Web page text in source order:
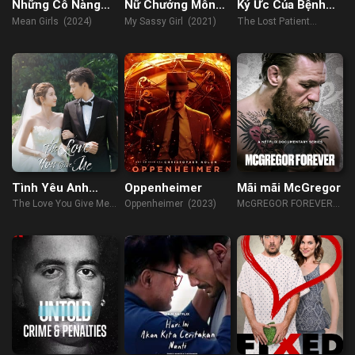
Những Cô Nàng
Lắm Chiêu
Mean Girls (2024)
Nữ Chưởng Môn
Ngổ Ngáo Của Tôi
My Sassy Girl (2021)
Ký Ức Của Bệnh
Nhân
The Lost Patient
Tình Yêu Anh
Dành Cho Em
The Love You Give Me
Oppenheimer
Oppenheimer (2023)
Mãi mãi McGregor
McGREGOR FOREVER